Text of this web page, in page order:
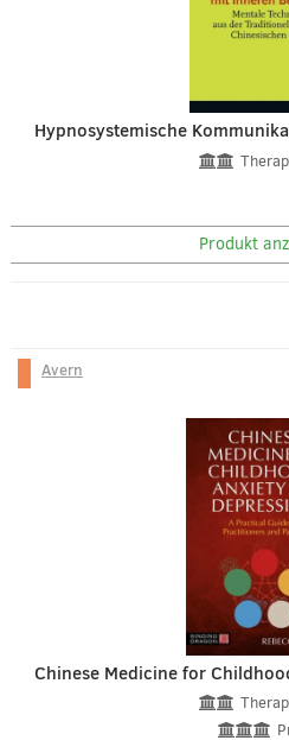
Hypnosystemische
Produkt
Avern
Chinese Medicine for